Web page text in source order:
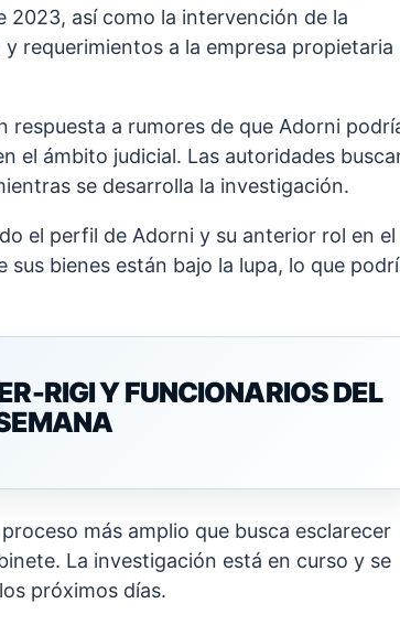
así como la intervención de la
y requerimientos a la empresa propietaria
respuesta a rumores de que Adorni
el ámbito judicial. Las autoridades
se desarrolla la investigación.
el perfil de Adorni y su anterior rol en el
bienes están bajo la lupa, lo que
RIGI Y FUNCIONARIOS DEL
más amplio que busca esclarecer
La investigación está en curso y se
próximos días.